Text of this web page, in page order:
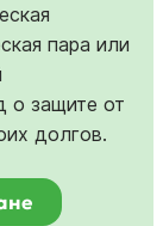
пара или
о защите от
долгов.